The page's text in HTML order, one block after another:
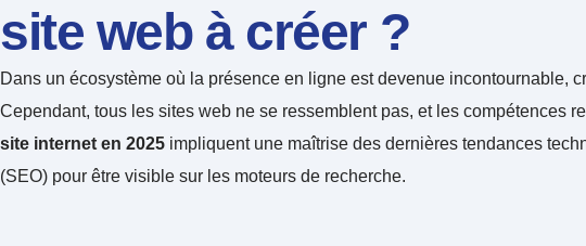
site web à créer ?
Dans un écosystème où la présence en ligne est devenue incontournable,
Cependant, tous les sites web ne se ressemblent pas, et les compétences
site internet en 2025 impliquent une maîtrise des dernières tendances
(SEO) pour être visible sur les moteurs de recherche.